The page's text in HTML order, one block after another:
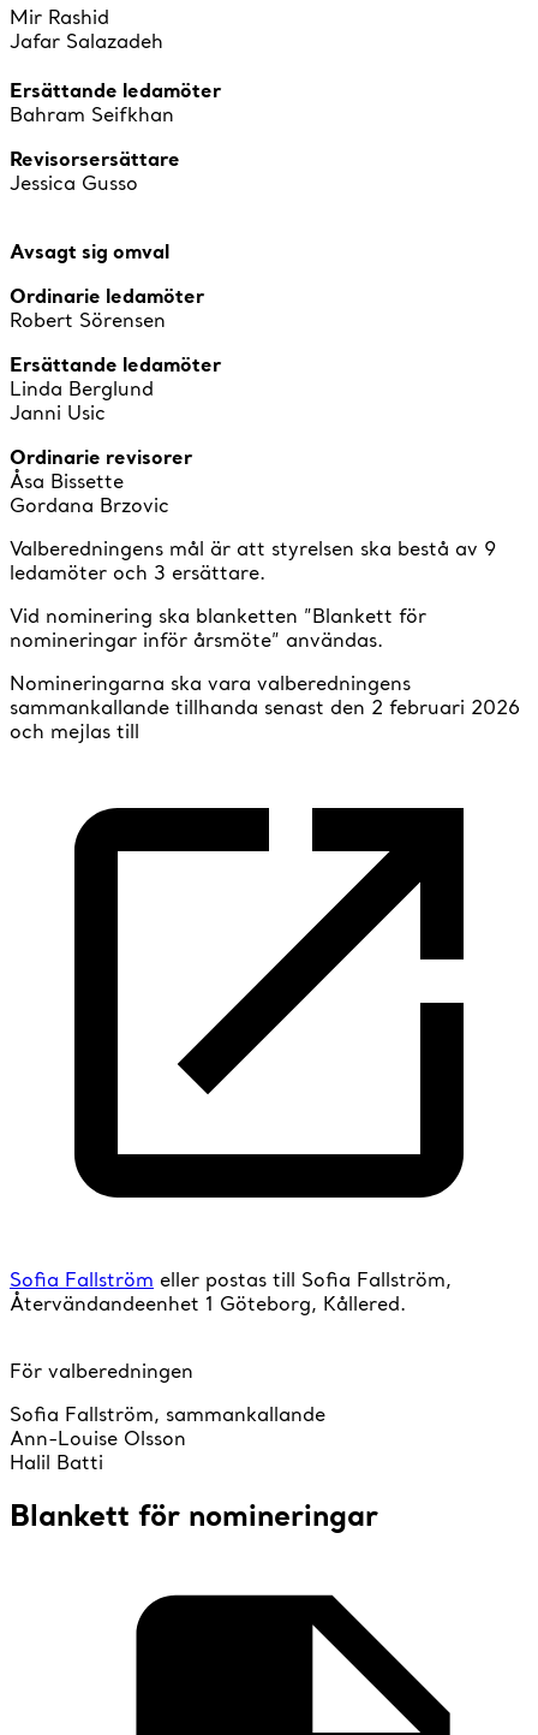
Mir Rashid
Jafar Salazadeh
Ersättande ledamöter
Bahram Seifkhan
Revisorsersättare
Jessica Gusso
Avsagt sig omval
Ordinarie ledamöter
Robert Sörensen
Ersättande ledamöter
Linda Berglund
Janni Usic
Ordinarie revisorer
Åsa Bissette
Gordana Brzovic
Valberedningens mål är att styrelsen ska bestå av 9
ledamöter och 3 ersättare.
Vid nominering ska blanketten ”Blankett för
nomineringar inför årsmöte” användas.
Nomineringarna ska vara valberedningens
sammankallande tillhanda senast den 2 februari 2026
och mejlas till
Sofia Fallström eller postas till Sofia Fallström,
Återvändandeenhet 1 Göteborg, Kållered.
För valberedningen
Sofia Fallström, sammankallande
Ann-Louise Olsson
Halil Batti
Blankett för nomineringar